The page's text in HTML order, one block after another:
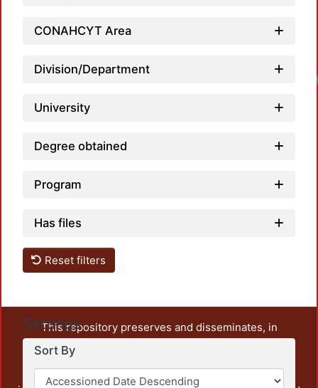
CONAHCYT Area
Division/Department
University
Degree obtained
Program
Has files
Reset filters
Settings
Sort By
This repository preserves and disseminates, in
unrestricted open access, the teaching and research
output of UAM Azcapotzalco. It also includes some
administrative and graphic documents from the